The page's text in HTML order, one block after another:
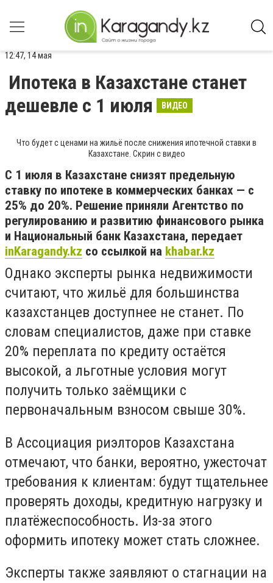
12:47, 14 мая
Ипотека в Казахстане станет
дешевле с 1 июля
ВИДЕО
Что будет с ценами на жильё после снижения ипотечной ставки в
Казахстане. Скрин с видео
С 1 июля в Казахстане снизят предельную
ставку по ипотеке в коммерческих банках — с
25% до 20%. Решение приняли Агентство по
регулированию и развитию финансового рынка
и Национальный банк Казахстана, передает
inKaragandy.kz со ссылкой на khabar.kz
Однако эксперты рынка недвижимости
считают, что жильё для большинства
казахстанцев доступнее не станет. По
словам специалистов, даже при ставке
20% переплата по кредиту остаётся
высокой, а льготные условия могут
получить только заёмщики с
первоначальным взносом свыше 30%.
В Ассоциация риэлторов Казахстана
отмечают, что банки, вероятно, ужесточат
требования к клиентам: будут тщательнее
проверять доходы, кредитную нагрузку и
платёжеспособность. Из-за этого
оформить ипотеку может стать сложнее.
Эксперты также заявляют о стагнации на